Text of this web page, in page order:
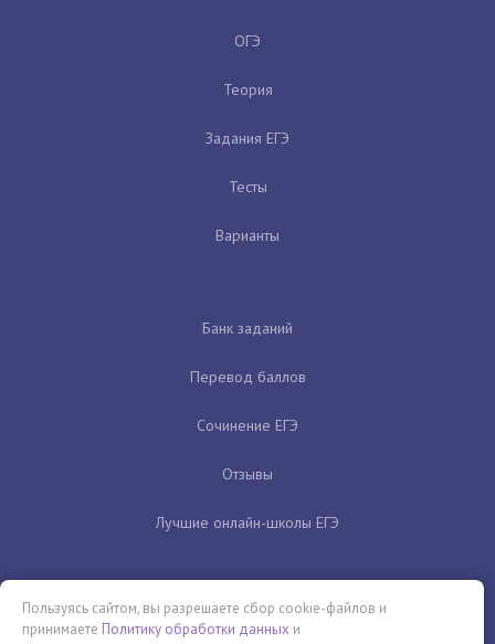
ОГЭ
Теория
Задания ЕГЭ
Тесты
Варианты
Банк заданий
Перевод баллов
Сочинение ЕГЭ
Отзывы
Лучшие онлайн-школы ЕГЭ
Пользуясь сайтом, вы разрешаете сбор cookie-файлов и
принимаете Политику обработки данных и